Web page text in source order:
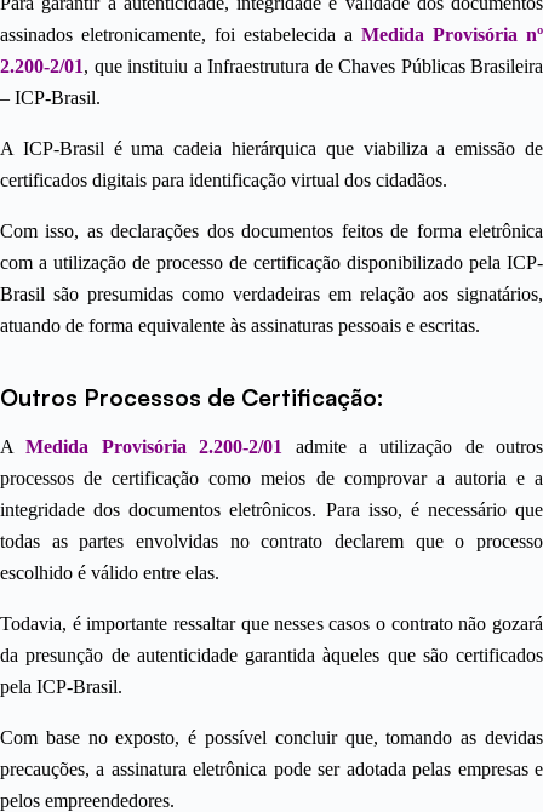
assinados eletronicamente, foi estabelecida a Medida Provisória nº
2.200-2/01, que instituiu a Infraestrutura de Chaves Públicas Brasileira
– ICP-Brasil.
A ICP-Brasil é uma cadeia hierárquica que viabiliza a emissão de
certificados digitais para identificação virtual dos cidadãos.
Com isso, as declarações dos documentos feitos de forma eletrônica
com a utilização de processo de certificação disponibilizado pela ICP-
Brasil são presumidas como verdadeiras em relação aos signatários,
atuando de forma equivalente às assinaturas pessoais e escritas.
Outros Processos de Certificação:
AMedida Provisória 2.200-2/01
admite a utilização de outros
processos de certificação como meios de comprovar a autoria e a
integridade dos documentos eletrônicos. Para isso, é necessário que
todas as partes envolvidas no contrato declarem que o processo
escolhido é válido entre elas.
Todavia, é importante ressaltar que nesses casos o contrato não gozará
da presunção de autenticidade garantida àqueles que são certificados
pela ICP-Brasil.
Com base no exposto, é possível concluir que, tomando as devidas
precauções, a assinatura eletrônica pode ser adotada pelas empresas e
pelos empreendedores.